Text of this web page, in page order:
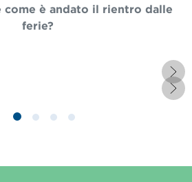
come è andato il rientro dalle
ferie?